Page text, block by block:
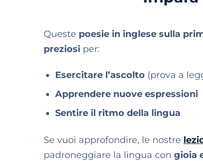
Queste poesie in inglese sulla
preziosi per:
Esercitare l’ascolto (prova a
Apprendere nuove espressioni
Sentire il ritmo della lingua
Se vuoi approfondire, le nostre
padroneggiare la lingua con gioia